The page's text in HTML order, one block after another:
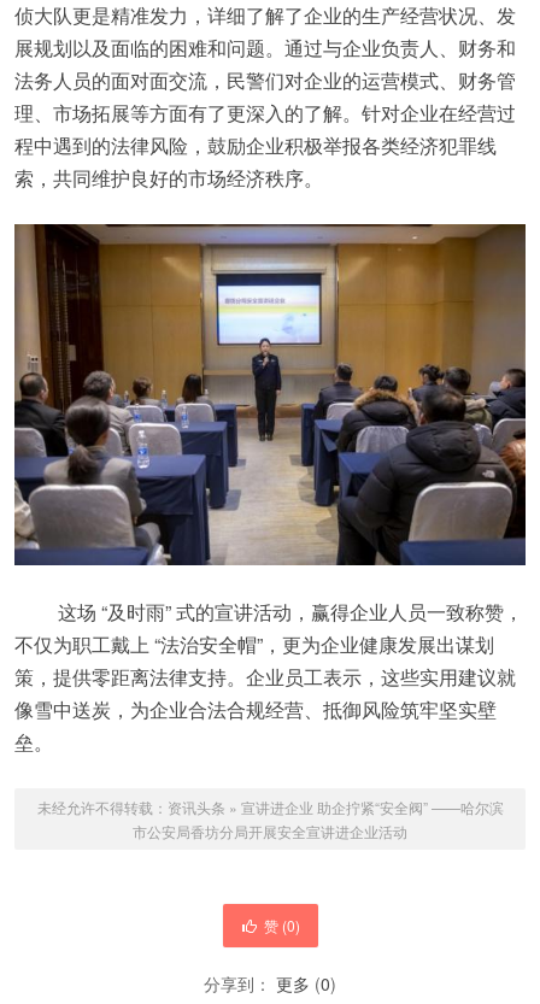
侦大队更是精准发力，详细了解了企业的生产经营状况、发
展规划以及面临的困难和问题。通过与企业负责人、财务和
法务人员的面对面交流，民警们对企业的运营模式、财务管
理、市场拓展等方面有了更深入的了解。针对企业在经营过
程中遇到的法律风险，鼓励企业积极举报各类经济犯罪线
索，共同维护良好的市场经济秩序。
这场 “及时雨” 式的宣讲活动，赢得企业人员一致称赞，
不仅为职工戴上 “法治安全帽”，更为企业健康发展出谋划
策，提供零距离法律支持。企业员工表示，这些实用建议就
像雪中送炭，为企业合法合规经营、抵御风险筑牢坚实壁
垒。
未经允许不得转载： 资讯头条 » 宣讲进企业 助企拧紧“安全阀” ——哈尔滨
市公安局香坊分局开展安全宣讲进企业活动
赞 (0)
分享到： 更多 (0)